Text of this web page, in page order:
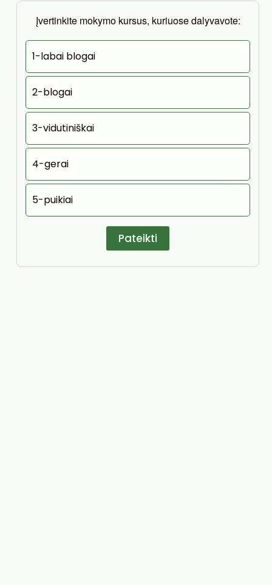
Įvertinkite mokymo kursus, kuriuose dalyvavote:
1-labai blogai
2-blogai
3-vidutiniškai
4-gerai
5-puikiai